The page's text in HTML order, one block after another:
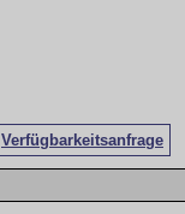
Verfügbarkeitsanfrage